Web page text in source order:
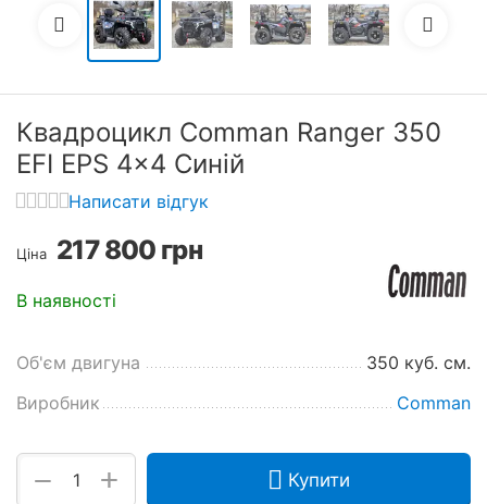
Квадроцикл Comman Ranger 350
EFI EPS 4×4 Синій
Написати відгук
Ціна 217 800 грн
В наявності
Об'єм двигуна
350 куб. см.
Виробник
Comman
+
− Купити